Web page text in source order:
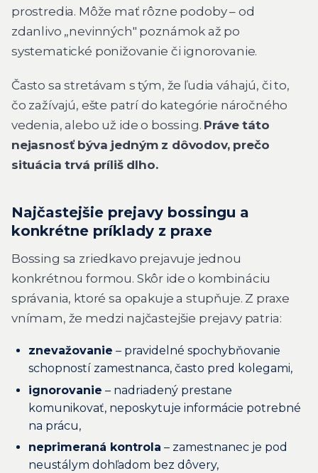
prostredia. Môže mať rôzne podoby – od
zdanlivo „nevinných" poznámok až po
systematické ponižovanie či ignorovanie.
Často sa stretávam s tým, že ľudia váhajú, či to,
čo zažívajú, ešte patrí do kategórie náročného
vedenia, alebo už ide o bossing. Práve táto
nejasnosť býva jedným z dôvodov, prečo
situácia trvá príliš dlho.
Najčastejšie prejavy bossingu a
konkrétne príklady z praxe
Bossing sa zriedkavo prejavuje jednou
konkrétnou formou. Skôr ide o kombináciu
správania, ktoré sa opakuje a stupňuje. Z praxe
vnímam, že medzi najčastejšie prejavy patria:
znevažovanie – pravidelné spochybňovanie
schopností zamestnanca, často pred kolegami,
ignorovanie – nadriadený prestane
komunikovať, neposkytuje informácie potrebné
na prácu,
neprimeraná kontrola – zamestnanec je pod
neustálym dohľadom bez dôvery,